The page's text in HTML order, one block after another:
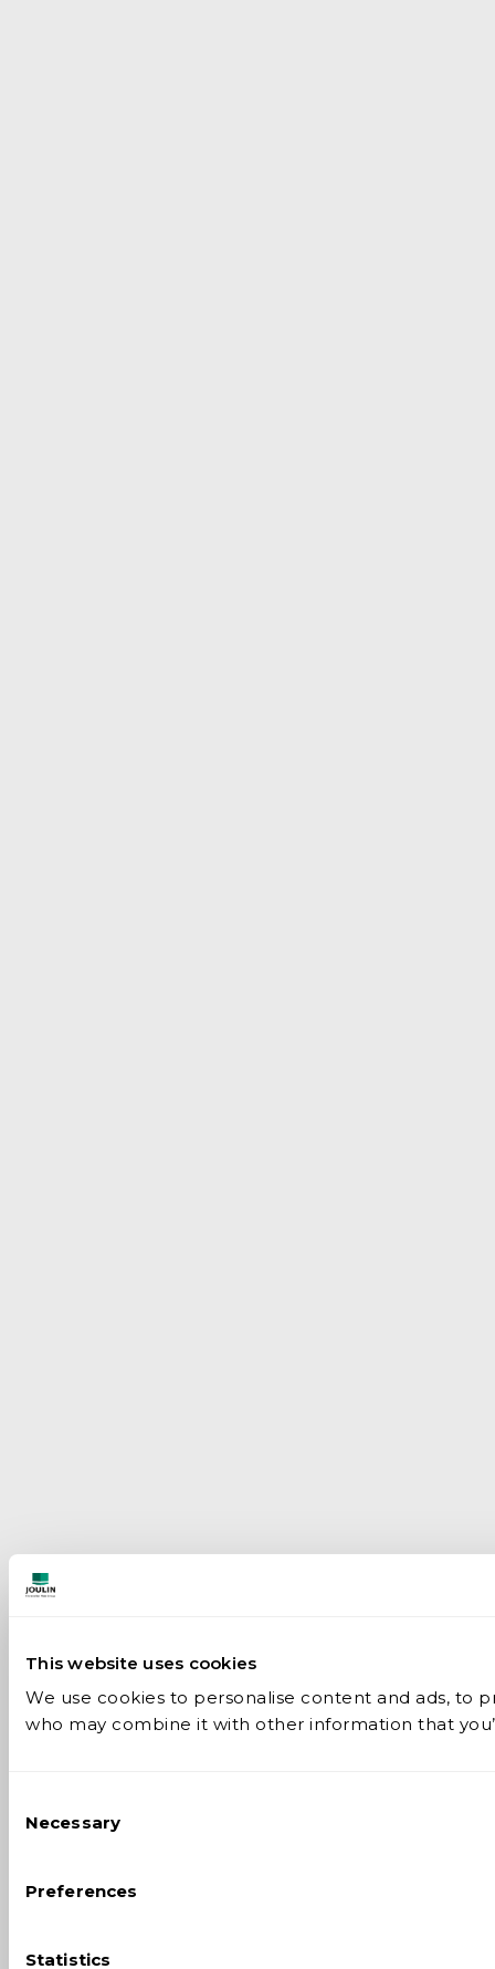
This website uses cookies
We use cookies to personalise content and ads, to
who may combine it with other information that
Selection
Necessary
Preferences
Statistics